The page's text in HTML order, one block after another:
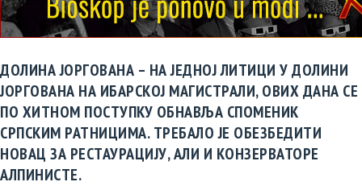
ДОЛИНА ЈОРГОВАНА – НА ЈЕДНОЈ ЛИТИЦИ У ДОЛИНИ
ЈОРГОВАНА НА ИБАРСКОЈ МАГИСТРАЛИ, ОВИХ ДАНА СЕ
ПО ХИТНОМ ПОСТУПКУ ОБНАВЉА СПОМЕНИК
СРПСКИМ РАТНИЦИМА. ТРЕБАЛО ЈЕ ОБЕЗБЕДИТИ
НОВАЦ ЗА РЕСТАУРАЦИЈУ, АЛИ И КОНЗЕРВАТОРЕ
АЛПИНИСТЕ.